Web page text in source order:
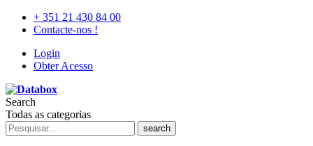
+ 351 21 430 84 00
Contacte-nos !
Login
Obter Acesso
Search
Todas as categorias
search